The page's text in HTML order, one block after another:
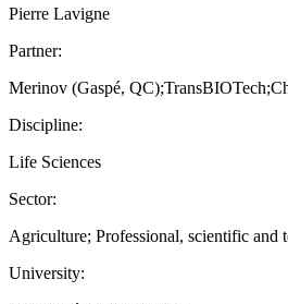
Pierre Lavigne
Partner:
Merinov (Gaspé,
Discipline:
Life Sciences
Sector:
Agriculture; Professional, scientific and
University: